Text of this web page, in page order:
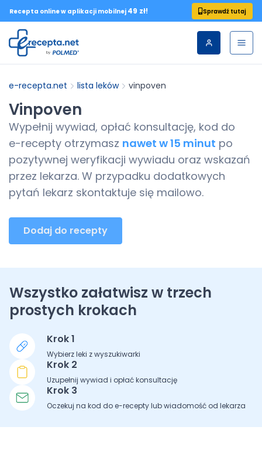
Recepta online w aplikacji mobilnej 49 zł! Sprawdź tutaj
e-recepta.net lista leków vinpoven
Vinpoven
Wypełnij wywiad, opłać konsultację, kod do
e-recepty otrzymasz nawet w 15 minut po
pozytywnej weryfikacji wywiadu oraz wskazań
przez lekarza. W przypadku dodatkowych
pytań lekarz skontaktuje się mailowo.
Dodaj do recepty
Wszystko załatwisz w trzech
prostych krokach
Krok 1
Wybierz leki z wyszukiwarki
Krok 2
Uzupełnij wywiad i opłać konsultację
Krok 3
Oczekuj na kod do e-recepty lub wiadomość od lekarza